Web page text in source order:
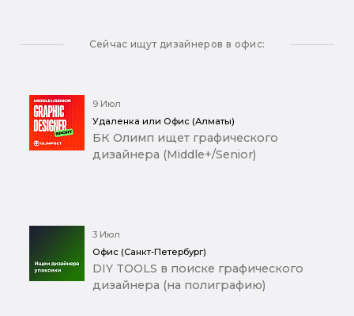
Сейчас ищут дизайнеров в офис:
9 Июл
Удаленка или Офис (Алматы)
БК Олимп ищет графического
дизайнера (Middle+/Senior)
3 Июл
Офис (Санкт-Петербург)
DIY TOOLS в поиске графического
дизайнера (на полиграфию)